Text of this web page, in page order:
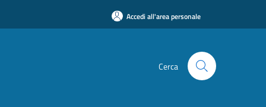
Accedi all'area personale
Cerca